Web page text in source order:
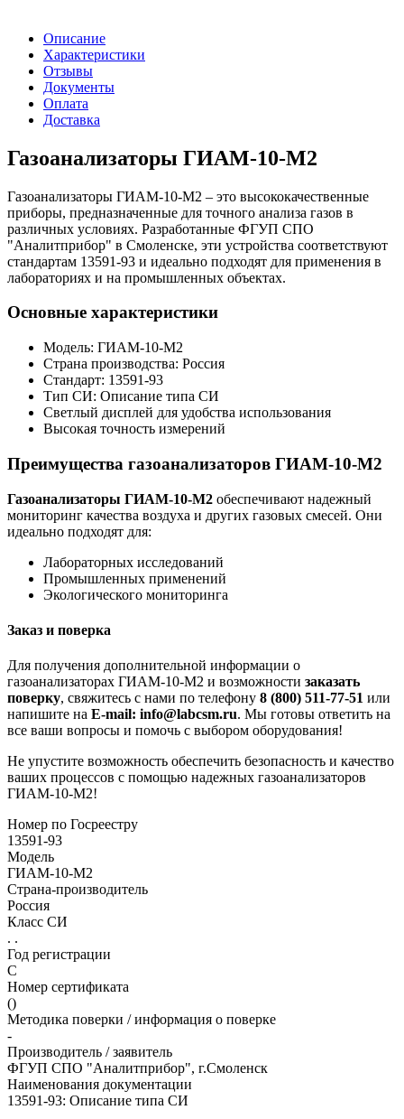
Описание
Характеристики
Отзывы
Документы
Оплата
Доставка
Газоанализаторы ГИАМ-10-М2
Газоанализаторы ГИАМ-10-М2 – это высококачественные
приборы, предназначенные для точного анализа газов в
различных условиях. Разработанные ФГУП СПО
"Аналитприбор" в Смоленске, эти устройства соответствуют
стандартам 13591-93 и идеально подходят для применения в
лабораториях и на промышленных объектах.
Основные характеристики
Модель: ГИАМ-10-М2
Страна производства: Россия
Стандарт: 13591-93
Тип СИ: Описание типа СИ
Светлый дисплей для удобства использования
Высокая точность измерений
Преимущества газоанализаторов ГИАМ-10-М2
Газоанализаторы ГИАМ-10-М2 обеспечивают надежный
мониторинг качества воздуха и других газовых смесей. Они
идеально подходят для:
Лабораторных исследований
Промышленных применений
Экологического мониторинга
Заказ и поверка
Для получения дополнительной информации о
газоанализаторах ГИАМ-10-М2 и возможности заказать
поверку, свяжитесь с нами по телефону 8 (800) 511-77-51 или
напишите на E-mail: info@labcsm.ru. Мы готовы ответить на
все ваши вопросы и помочь с выбором оборудования!
Не упустите возможность обеспечить безопасность и качество
ваших процессов с помощью надежных газоанализаторов
ГИАМ-10-М2!
Номер по Госреестру
13591-93
Модель
ГИАМ-10-М2
Страна-производитель
Россия
Класс СИ
. .
Год регистрации
С
Номер сертификата
()
Методика поверки / информация о поверке
-
Производитель / заявитель
ФГУП СПО "Аналитприбор", г.Смоленск
Наименования документации
13591-93: Описание типа СИ